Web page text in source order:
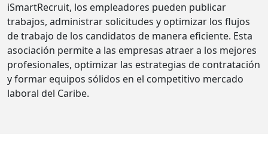
iSmartRecruit, los empleadores pueden publicar
trabajos, administrar solicitudes y optimizar los flujos
de trabajo de los candidatos de manera eficiente. Esta
asociación permite a las empresas atraer a los mejores
profesionales, optimizar las estrategias de contratación
y formar equipos sólidos en el competitivo mercado
laboral del Caribe.